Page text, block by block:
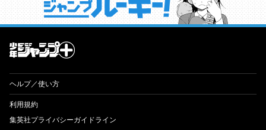
才能溢れる投稿作が読み放題！ ジャンプルーキー！
ヘルプ／使い方
利用規約
集英社プライバシーガイドライン